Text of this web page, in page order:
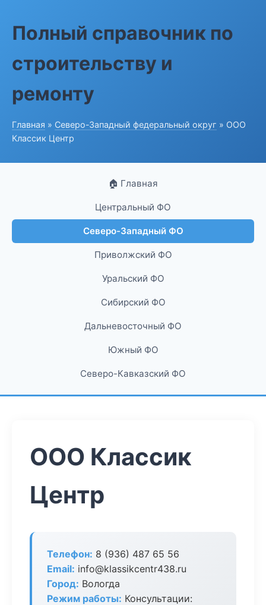
Полный справочник по
строительству и
ремонту
Главная » Северо-Западный федеральный округ » ООО
Классик Центр
🏠 Главная
Центральный ФО
Северо-Западный ФО
Приволжский ФО
Уральский ФО
Сибирский ФО
Дальневосточный ФО
Южный ФО
Северо-Кавказский ФО
ООО Классик
Центр
Телефон: 8 (936) 487 65 56
Email: info@klassikcentr438.ru
Город: Вологда
Режим работы: Консультации: